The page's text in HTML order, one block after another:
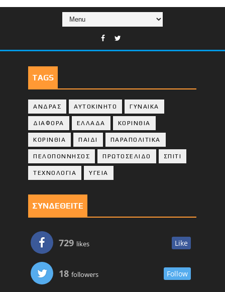
TAGS
ΑΝΔΡΑΣ ΑΥΤΟΚΙΝΗΤΟ ΓΥΝΑΙΚΑ
ΔΙΑΦΟΡΑ ΕΛΛΑΔΑ ΚΟΡΙΝΘΙΑ
ΚΟΡΙΝΘΙA ΠΑΙΔΙ ΠΑΡΑΠΟΛΙΤΙΚΑ
ΠΕΛΟΠΟΝΝΗΣΟΣ ΠΡΩΤΟΣΕΛΙΔΟ ΣΠΙΤΙ
ΤΕΧΝΟΛΟΓΙΑ ΥΓΕΙΑ
ΣΥΝΔΕΘΕΙΤΕ
729 likes Like
18 followers Follow